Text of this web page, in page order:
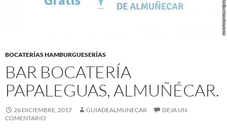
BOCATERÍAS HAMBURGUESERÍAS
BAR BOCATERÍA
PAPALEGUAS, ALMUÑÉCAR.
26 DICIEMBRE, 2017 GUIADEALMUNECAR
DEJA UN
COMENTARIO